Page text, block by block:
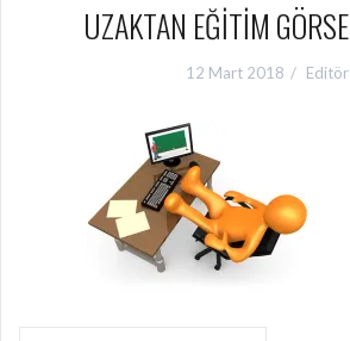
UZAKTAN EĞİTİM
12 Mart 2018 Editör